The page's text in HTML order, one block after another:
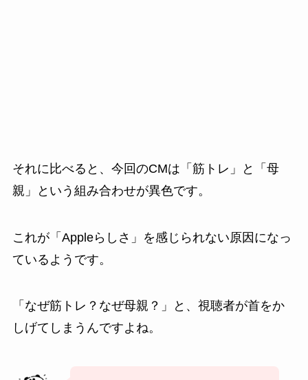
それに比べると、今回のCMは「筋トレ」と「母
親」という組み合わせが異色です。
これが「Appleらしさ」を感じられない原因になっ
ているようです。
「なぜ筋トレ？なぜ母親？」と、視聴者が首をか
しげてしまうんですよね。